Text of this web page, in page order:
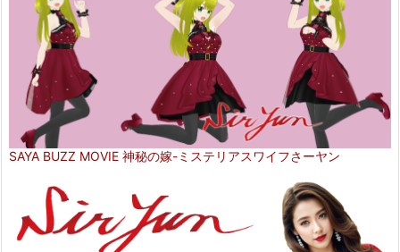
SAYA BUZZ MOVIE 神秘の嫁-ミステリアスワイフさーヤン